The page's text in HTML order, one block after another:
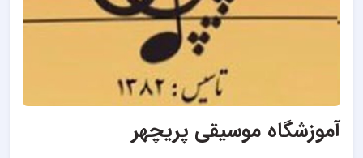
آموزشگاه موسیقی پریچهر